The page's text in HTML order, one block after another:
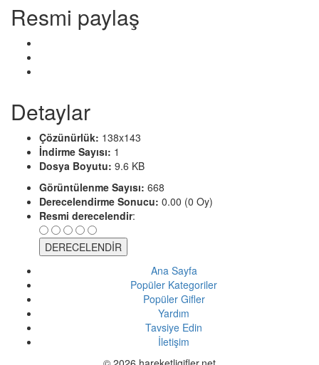
Resmi paylaş
Detaylar
Çözünürlük: 138x143
İndirme Sayısı: 1
Dosya Boyutu: 9.6 KB
Görüntülenme Sayısı: 668
Derecelendirme Sonucu: 0.00 (0 Oy)
Resmi derecelendir:
Ana Sayfa
Popüler Kategoriler
Popüler Gifler
Yardım
Tavsiye Edin
İletişim